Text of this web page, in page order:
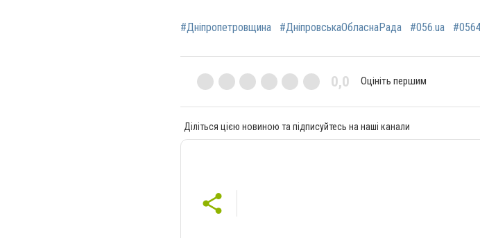
#Дніпропетровщина #ДніпровськаОбласнаРада #056.ua
0,0 Оцініть першим
Діліться цією новиною та підписуйтесь на наші канали